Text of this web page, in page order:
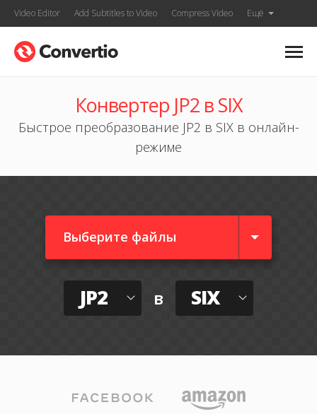
Video Editor Add Subtitles to Video Compress Video Ещё
Конвертер JP2 в SIX
Быстрое преобразование JP2 в SIX в онлайн-
режиме
Выберите файлы
JP2 в SIX